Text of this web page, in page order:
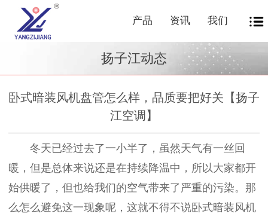
产品 资讯 我们
扬子江动态
卧式暗装风机盘管怎么样，品质要把好关【扬子
江空调】
冬天已经过去了一小半了，虽然天气有一丝回
暖，但是总体来说还是在持续降温中，所以大家都开
始供暖了，但也给我们的空气带来了严重的污染。那
么怎么避免这一现象呢，这就不得不说卧式暗装风机